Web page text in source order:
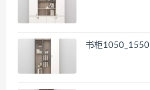
书柜1050_1550